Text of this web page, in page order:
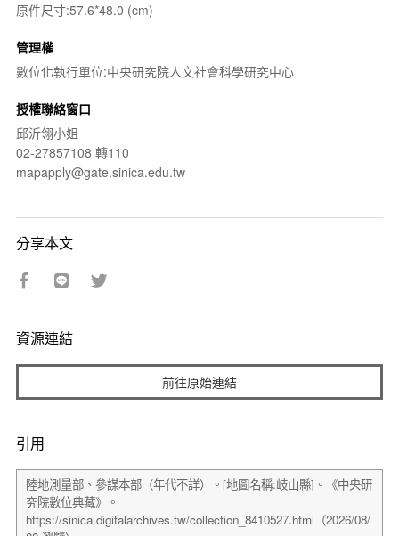
原件尺寸:57.6*48.0 (cm)
管理權
數位化執行單位:中央研究院人文社會科學研究中心
授權聯絡窗口
邱沂翎小姐
02-27857108 轉110
mapapply@gate.sinica.edu.tw
分享本文
資源連結
前往原始連結
引用